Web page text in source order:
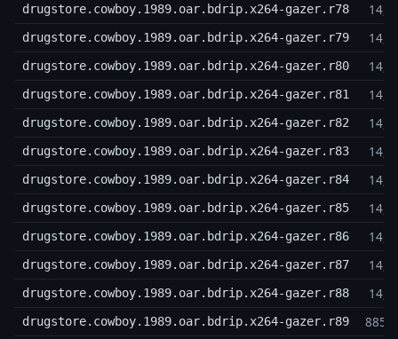
drugstore.cowboy.1989.oar.bdrip.x264-gazer.r78
drugstore.cowboy.1989.oar.bdrip.x264-gazer.r79
drugstore.cowboy.1989.oar.bdrip.x264-gazer.r80
drugstore.cowboy.1989.oar.bdrip.x264-gazer.r81
drugstore.cowboy.1989.oar.bdrip.x264-gazer.r82
drugstore.cowboy.1989.oar.bdrip.x264-gazer.r83
drugstore.cowboy.1989.oar.bdrip.x264-gazer.r84
drugstore.cowboy.1989.oar.bdrip.x264-gazer.r85
drugstore.cowboy.1989.oar.bdrip.x264-gazer.r86
drugstore.cowboy.1989.oar.bdrip.x264-gazer.r87
drugstore.cowboy.1989.oar.bdrip.x264-gazer.r88
drugstore.cowboy.1989.oar.bdrip.x264-gazer.r89